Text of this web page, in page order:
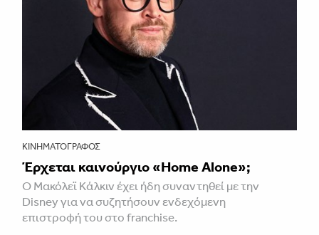
ΚΙΝΗΜΑΤΟΓΡΆΦΟΣ
Έρχεται καινούργιο «Home Alone»;
Ο Μακόλεϊ Κάλκιν έχει ήδη συναντηθεί με την
Disney για να συζητήσουν ενδεχόμενη
επιστροφή του στο franchise.